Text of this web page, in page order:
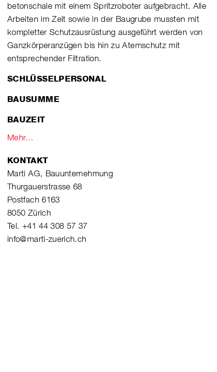
betonschale mit einem Spritzroboter aufgebracht. Alle
Arbeiten im Zelt sowie in der Baugrube mussten mit
kompletter Schutzausrüstung ausgeführt werden von
Ganzkörperanzügen bis hin zu Atemschutz mit
entsprechender Filtration.
SCHLÜSSELPERSONAL
BAUSUMME
BAUZEIT
Mehr…
KONTAKT
Marti AG, Bauunternehmung
Thurgauerstrasse 68
Postfach 6163
8050 Zürich
Tel. +41 44 308 57 37
info@marti-zuerich.ch